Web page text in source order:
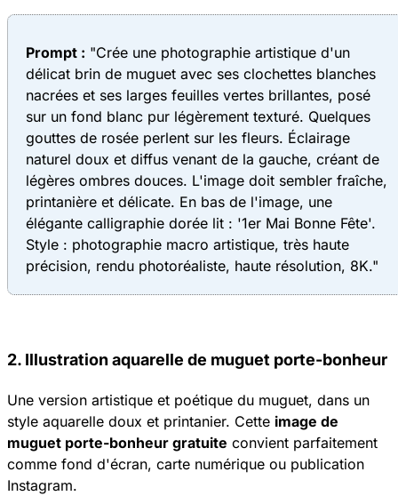
Prompt : "Crée une photographie artistique d'un
délicat brin de muguet avec ses clochettes blanches
nacrées et ses larges feuilles vertes brillantes, posé
sur un fond blanc pur légèrement texturé. Quelques
gouttes de rosée perlent sur les fleurs. Éclairage
naturel doux et diffus venant de la gauche, créant de
légères ombres douces. L'image doit sembler fraîche,
printanière et délicate. En bas de l'image, une
élégante calligraphie dorée lit : '1er Mai Bonne Fête'.
Style : photographie macro artistique, très haute
précision, rendu photoréaliste, haute résolution, 8K."
2. Illustration aquarelle de muguet porte-bonheur
Une version artistique et poétique du muguet, dans un
style aquarelle doux et printanier. Cette image de
muguet porte-bonheur gratuite convient parfaitement
comme fond d'écran, carte numérique ou publication
Instagram.